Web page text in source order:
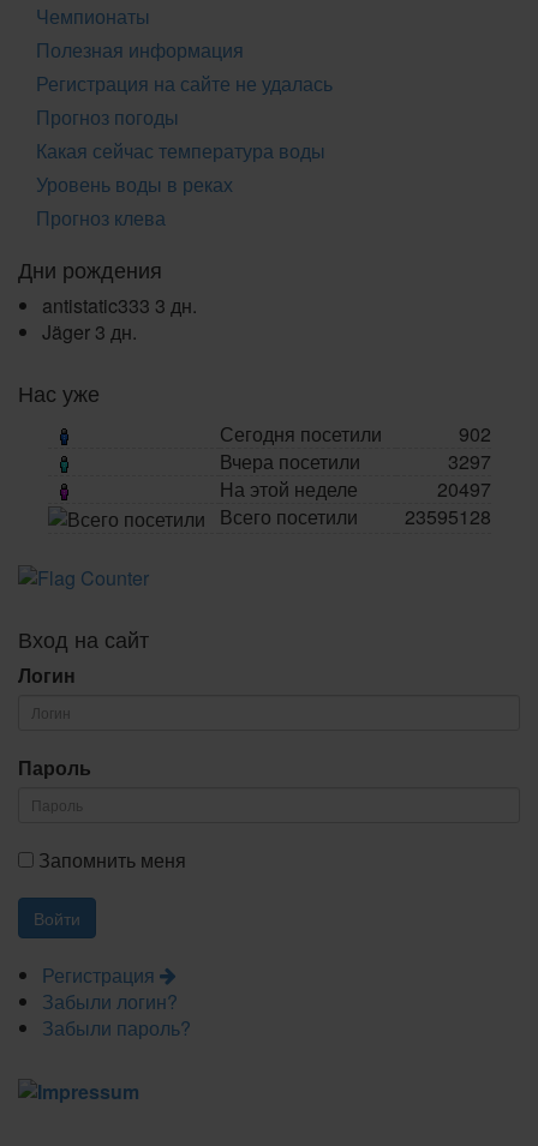
Чемпионаты
Полезная информация
Регистрация на сайте не удалась
Прогноз погоды
Какая сейчас температура воды
Уровень воды в реках
Прогноз клева
Дни рождения
antistatic333 3 дн.
Jäger 3 дн.
Нас уже
Сегодня посетили
902
Вчера посетили
3297
На этой неделе
20497
Всего посетили
23595128
Вход на сайт
Логин
Пароль
Запомнить меня
Регистрация
Забыли логин?
Забыли пароль?